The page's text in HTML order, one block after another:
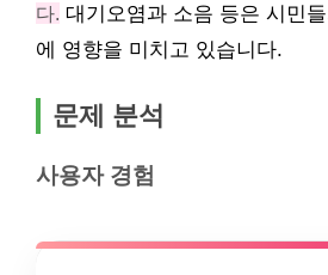
다. 대기오염과 소음 등은 시민
에 영향을 미치고 있습니다.
문제 분석
사용자 경험